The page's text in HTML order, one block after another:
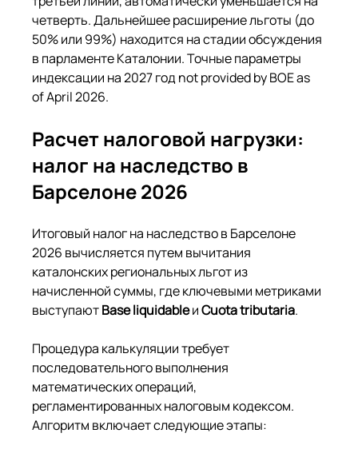
четверть. Дальнейшее расширение льготы (до
50% или 99%) находится на стадии обсуждения
в парламенте Каталонии. Точные параметры
индексации на 2027 год not provided by BOE as
of April 2026.
Расчет налоговой нагрузки:
налог на наследство в
Барселоне 2026
Итоговый налог на наследство в Барселоне
2026 вычисляется путем вычитания
каталонских региональных льгот из
начисленной суммы, где ключевыми метриками
выступают Base liquidable и Cuota tributaria.
Процедура калькуляции требует
последовательного выполнения
математических операций,
регламентированных налоговым кодексом.
Алгоритм включает следующие этапы: